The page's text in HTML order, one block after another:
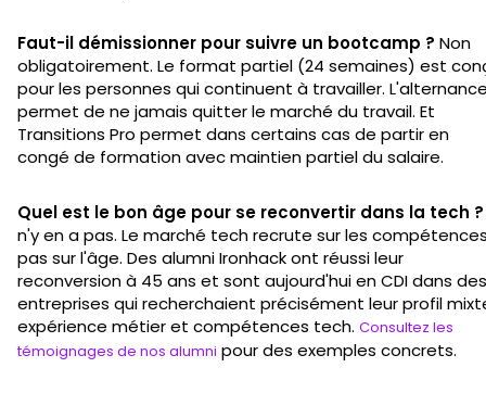
Faut-il démissionner pour suivre un bootcamp ? Non
obligatoirement. Le format partiel (24 semaines) est
pour les personnes qui continuent à travailler.
permet de ne jamais quitter le marché du travail. Et
Transitions Pro permet dans certains cas de partir en
congé de formation avec maintien partiel du salaire.
Quel est le bon âge pour se reconvertir dans la tech ?
n'y en a pas. Le marché tech recrute sur les
pas sur l'âge. Des alumni Ironhack ont réussi leur
reconversion à 45 ans et sont aujourd'hui en CDI dans des
entreprises qui recherchaient précisément leur profil
expérience métier et compétences tech. Consultez les
témoignages de nos alumni pour des exemples concrets.